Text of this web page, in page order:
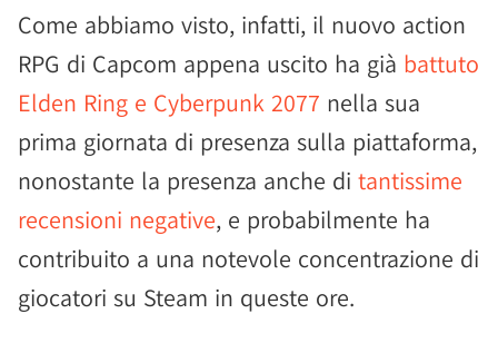
Come abbiamo visto, infatti, il nuovo action
RPG di Capcom appena uscito ha già battuto
Elden Ring e Cyberpunk 2077 nella sua
prima giornata di presenza sulla piattaforma,
nonostante la presenza anche di tantissime
recensioni negative, e probabilmente ha
contribuito a una notevole concentrazione di
giocatori su Steam in queste ore.